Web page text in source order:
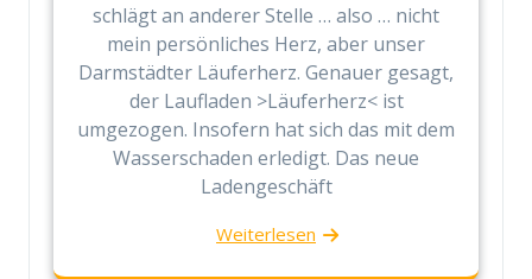
schlägt an anderer Stelle … also … nicht
mein persönliches Herz, aber unser
Darmstädter Läuferherz. Genauer gesagt,
der Laufladen >Läuferherz< ist
umgezogen. Insofern hat sich das mit dem
Wasserschaden erledigt. Das neue
Ladengeschäft
Weiterlesen